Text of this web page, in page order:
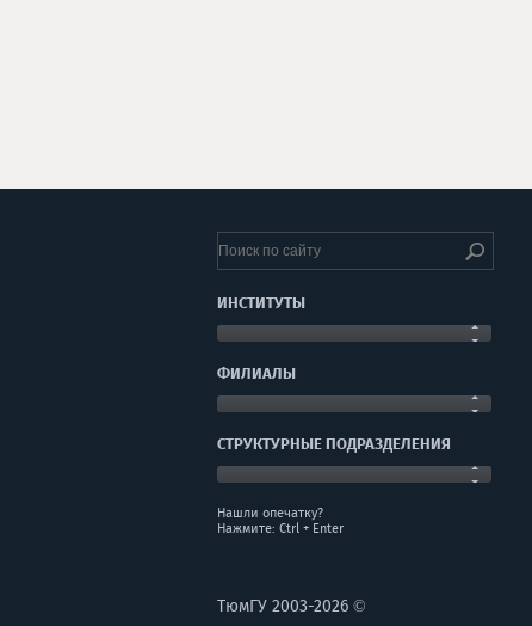
ИНСТИТУТЫ
ФИЛИАЛЫ
СТРУКТУРНЫЕ ПОДРАЗДЕЛЕНИЯ
Нашли опечатку?
Нажмите: Ctrl + Enter
ТюмГУ 2003-2026 ©